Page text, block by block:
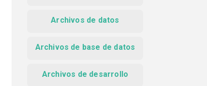
Archivos de datos
Archivos de base de datos
Archivos de desarrollo